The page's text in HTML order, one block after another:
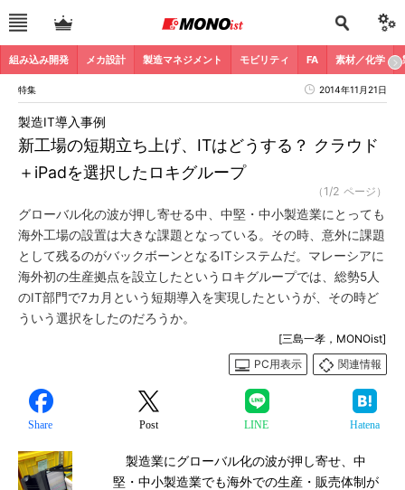
組み込み開発 メカ設計 製造マネジメント モビリティ FA 素材／化学
特集 2014年11月21日
新工場の短期立ち上げ、ITはどうする？ クラウド
＋iPadを選択したロキグループ
製造IT導入事例
（1/2 ページ）
グローバル化の波が押し寄せる中、中堅・中小製造業にとっても
海外工場の設置は大きな課題となっている。その時、意外に課題
として残るのがバックボーンとなるITシステムだ。マレーシアに
海外初の生産拠点を設立したというロキグループでは、総勢5人
のIT部門で7カ月という短期導入を実現したというが、その時ど
ういう選択をしたのだろうか。
[三島一孝，MONOist]
PC用表示
関連情報
Share Post LINE Hatena
製造業にグローバル化の波が押し寄せ、中
堅・中小製造業でも海外での生産・販売体制が